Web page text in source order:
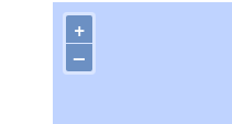
+
–